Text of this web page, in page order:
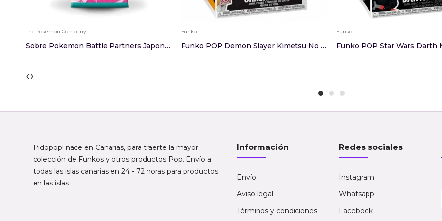
The Pokemon Company
Sobre Pokemon Battle Partners Japones
Funko
Funko POP Demon Slayer Kimetsu No Yaiba Chacham...
Funko
Funko POP Star Wars Darth
‹›
Pidopop! nace en Canarias, para traerte la mayor
colección de Funkos y otros productos Pop. Envío a
todas las islas canarias en 24 - 72 horas para productos
en las islas
Información
Envío
Aviso legal
Términos y condiciones
Redes sociales
Instagram
Whatsapp
Facebook